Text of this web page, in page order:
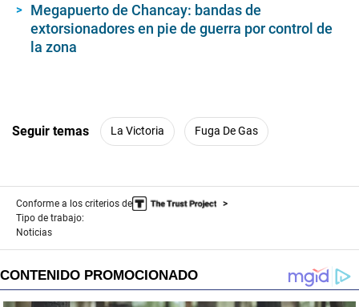
Megapuerto de Chancay: bandas de
extorsionadores en pie de guerra por control de
la zona
Seguir temas La Victoria Fuga De Gas
Conforme a los criterios de
Tipo de trabajo:
Noticias